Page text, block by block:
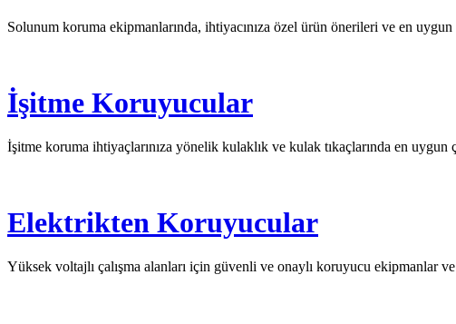
Solunum koruma ekipmanlarında, ihtiyacınıza özel ürün önerileri ve en uygun
İşitme Koruyucular
İşitme koruma ihtiyaçlarınıza yönelik kulaklık ve kulak tıkaçlarında en
Elektrikten Koruyucular
Yüksek voltajlı çalışma alanları için güvenli ve onaylı koruyucu ekipmanlar